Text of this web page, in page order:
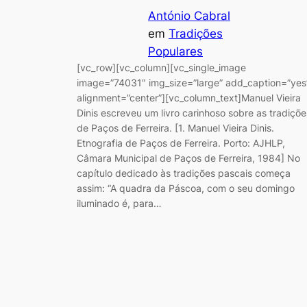
António Cabral
em Tradições
Populares
[vc_row][vc_column][vc_single_image
image=”74031″ img_size=”large”
alignment=”center”][vc_column_text]Manuel Vieira
Dinis escreveu um livro carinhoso sobre as
de Paços de Ferreira. [1. Manuel Vieira Dinis.
Etnografia de Paços de Ferreira. Porto: AJHLP,
Câmara Municipal de Paços de Ferreira, 1984] No
capítulo dedicado às tradições pascais começa
assim: “A quadra da Páscoa, com o seu domingo
iluminado é, para…